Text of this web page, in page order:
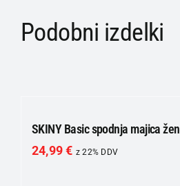
Podobni izdelki
SKINY Basic spodnja majica
24,99€ z 22% DDV